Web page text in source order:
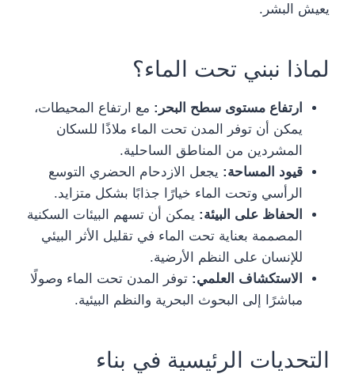
يعيش البشر.
لماذا نبني تحت الماء؟
ارتفاع مستوى سطح البحر: مع ارتفاع المحيطات،
يمكن أن توفر المدن تحت الماء ملاذًا للسكان
المشردين من المناطق الساحلية.
قيود المساحة: يجعل الازدحام الحضري التوسع
الرأسي وتحت الماء خيارًا جذابًا بشكل متزايد.
الحفاظ على البيئة: يمكن أن تسهم البيئات السكنية
المصممة بعناية تحت الماء في تقليل الأثر البيئي
للإنسان على النظم الأرضية.
الاستكشاف العلمي: توفر المدن تحت الماء وصولًا
مباشرًا إلى البحوث البحرية والنظم البيئية.
التحديات الرئيسية في بناء